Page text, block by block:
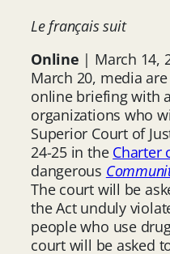
Le français suit
Online | March 14,
March 20, media
online briefing with
organizations who
Superior Court of
24-25 in the Charter
dangerous
The court will be
the Act unduly
people who use
court will be asked